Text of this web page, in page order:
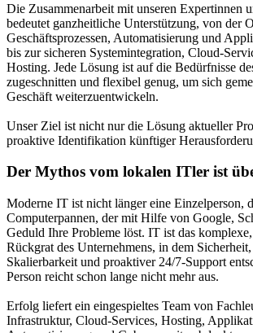
Die Zusammenarbeit mit unseren Expertinnen
bedeutet ganzheitliche Unterstützung, von der
Geschäftsprozessen, Automatisierung und
bis zur sicheren Systemintegration, Cloud-
Hosting. Jede Lösung ist auf die Bedürfnisse
zugeschnitten und flexibel genug, um sich
Geschäft weiterzuentwickeln.
Unser Ziel ist nicht nur die Lösung aktueller
proaktive Identifikation künftiger
Der Mythos vom lokalen ITler ist
Moderne IT ist nicht länger eine Einzelperson,
Computerpannen, der mit Hilfe von Google,
Geduld Ihre Probleme löst. IT ist das
Rückgrat des Unternehmens, in dem
Skalierbarkeit und proaktiver 24/7-Support
Person reicht schon lange nicht mehr aus.
Erfolg liefert ein eingespieltes Team von
Infrastruktur, Cloud-Services, Hosting,